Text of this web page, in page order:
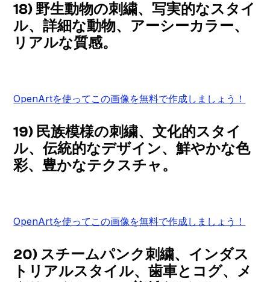
18) 野生動物の刺繍、写実的なスタイ
ル、詳細な動物、アーシーカラー、
リアルな質感。
OpenArtを使ってこの画像を無料で作成しましょう！
19) 民族模様の刺繍、文化的スタイ
ル、伝統的なデザイン、鮮やかな色
彩、豊かなテクスチャ。
OpenArtを使ってこの画像を無料で作成しましょう！
20) スチームパンク刺繍、インダス
トリアルスタイル、歯車とコグ、メ